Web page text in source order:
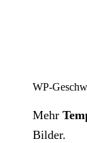
WP-
Mehr
Bilder.